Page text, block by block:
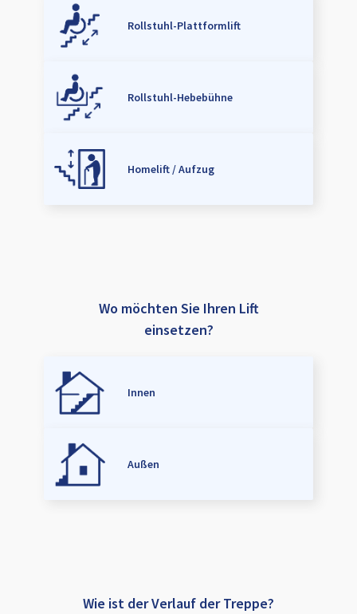
Rollstuhl-Plattformlift
Rollstuhl-Hebebühne
Homelift / Aufzug
Wo möchten Sie Ihren Lift
einsetzen?
Innen
Außen
Wie ist der Verlauf der Treppe?